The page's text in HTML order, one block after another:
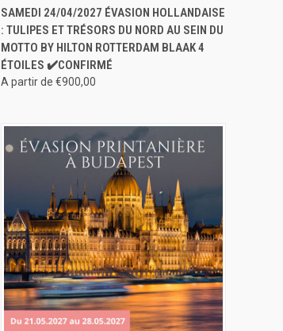
APERÇU RAPIDE RÉSERVER
SAMEDI 24/04/2027 ÉVASION HOLLANDAISE
: TULIPES ET TRÉSORS DU NORD AU SEIN DU
MOTTO BY HILTON ROTTERDAM BLAAK 4
ÉTOILES ✔️CONFIRMÉ
A partir de €900,00